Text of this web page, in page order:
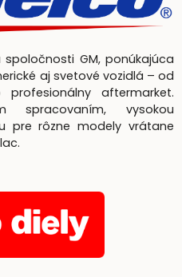
GM, ponúkajúca
aj svetové vozidlá – od
aftermarket.
spracovaním, vysokou
pre rôzne modely vrátane